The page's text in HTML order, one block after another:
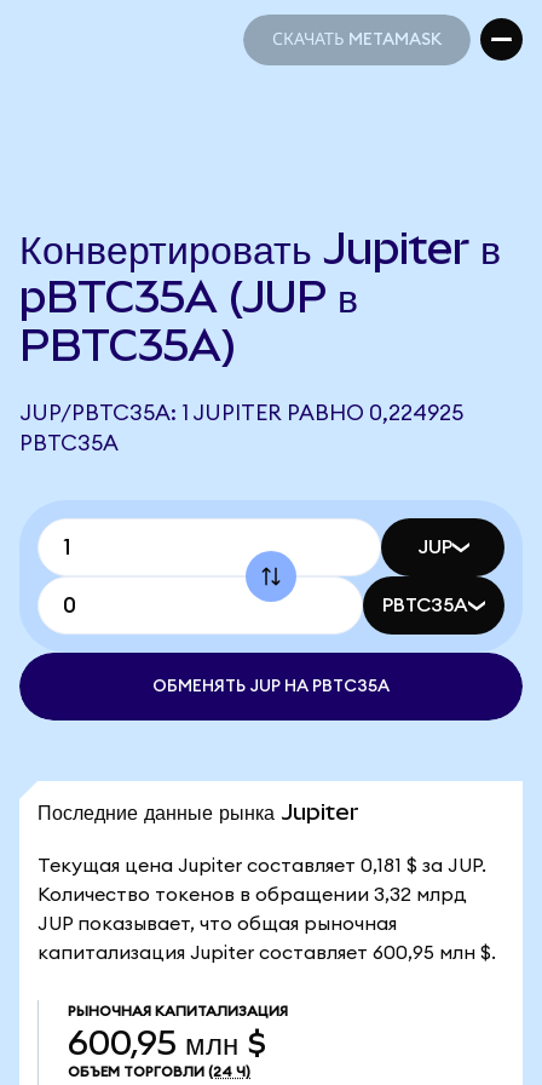
СКАЧАТЬ METAMASK
Конвертировать Jupiter в
pBTC35A (JUP в
PBTC35A)
JUP/PBTC35A: 1 JUPITER РАВНО 0,224925
PBTC35A
JUP
PBTC35A
ОБМЕНЯТЬ JUP НА PBTC35A
Последние данные рынка Jupiter
Текущая цена Jupiter составляет 0,181 $ за JUP.
Количество токенов в обращении 3,32 млрд
JUP показывает, что общая рыночная
капитализация Jupiter составляет 600,95 млн $.
РЫНОЧНАЯ КАПИТАЛИЗАЦИЯ
600,95 млн $
ОБЪЕМ ТОРГОВЛИ (24 Ч)